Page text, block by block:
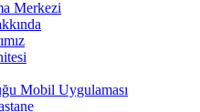
Merkezi
Mobil Uygulaması